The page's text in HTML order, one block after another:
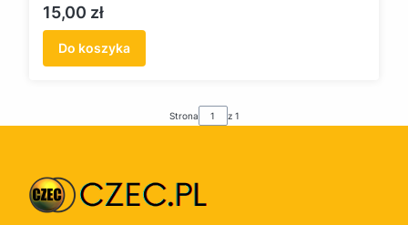
Cena
15,00 zł
Do koszyka
Strona z 1